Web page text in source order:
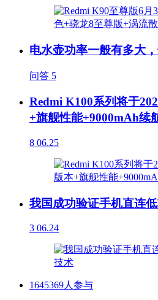
电水壶功率一般有多大
问答 5
Redmi K100系列将于
+旗舰性能+9000mAh续
8 06.25
我国成功验证手机直连
3 06.24
1645369人参与